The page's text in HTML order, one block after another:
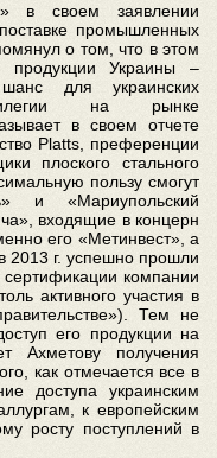
в своем заявлении
промышленных
о том, что в этом
продукции Украины –
для украинских
на рынке
в своем отчете
Platts, преференции
плоского стального
пользу смогут
и «Мариупольский
входящие в концерн
его «Метинвест», а
2013 г. успешно прошли
компании
активного участия в
Тем не
его продукции на
Ахметову получения
как отмечается все в
доступа украинским
к европейским
росту поступлений в